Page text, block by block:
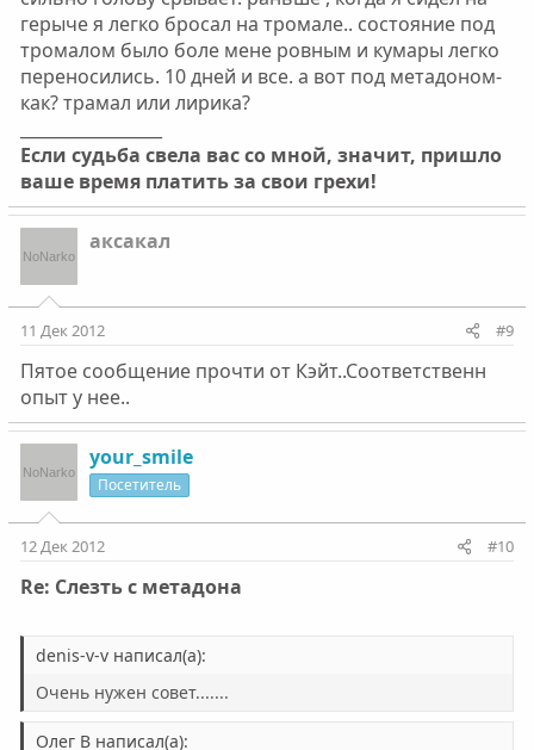
герыче я легко бросал на тромале.. состояние под
тромалом было боле мене ровным и кумары легко
переносились. 10 дней и все. а вот под метадоном-
как? трамал или лирика?
Если судьба свела вас со мной, значит, пришло
ваше время платить за свои грехи!
аксакал
11 Дек 2012 #9
Пятое сообщение прочти от Кэйт..Соответственн
опыт у нее..
your_smile
Посетитель
12 Дек 2012 #10
Re: Слезть с метадона
denis-v-v написал(а):
Очень нужен совет.......
Олег В написал(а):